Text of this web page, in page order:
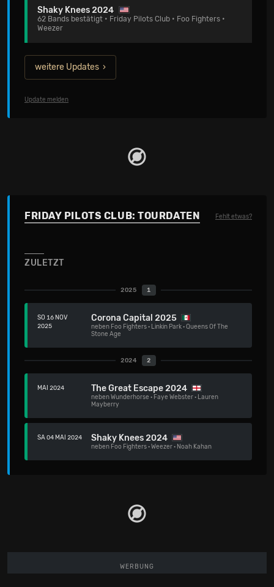
Shaky Knees 2024
62 Bands bestätigt • Friday Pilots Club • Foo Fighters •
Weezer
weitere Updates
Update melden
FRIDAY PILOTS CLUB: TOURDATEN Fehlt etwas?
ZULETZT
2025 1
SO 16 NOV
2025
Corona Capital 2025
neben Foo Fighters· Linkin Park·Queens Of The
Stone Age
2024 2
MAI 2024 The Great Escape 2024
nebenWunderhorse · Faye Webster· Lauren
Mayberry
SA 04 MAI 2024 Shaky Knees 2024
neben Foo Fighters·Weezer· Noah Kahan
WERBUNG